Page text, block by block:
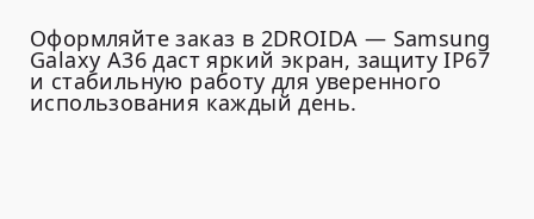
Оформляйте заказ в 2DROIDA — Samsung
Galaxy A36 даст яркий экран, защиту IP67
и стабильную работу для уверенного
использования каждый день.